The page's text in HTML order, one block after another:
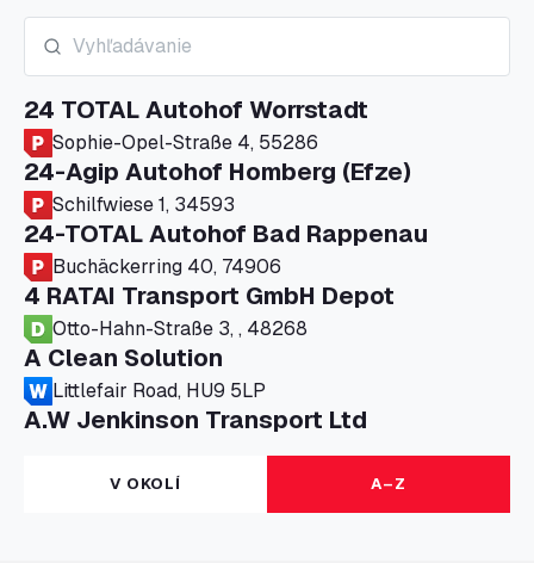
24 TOTAL Autohof Worrstadt
Sophie-Opel-Straße 4, 55286
24-Agip Autohof Homberg (Efze)
Schilfwiese 1, 34593
24-TOTAL Autohof Bad Rappenau
Buchäckerring 40, 74906
4 RATAI Transport GmbH Depot
Otto-Hahn-Straße 3, , 48268
A Clean Solution
Littlefair Road, HU9 5LP
A.W Jenkinson Transport Ltd
Progress House, ME11 5GA
A+G Nettetal - Depot Parking
Am Panneschopp 7, 41334
V OKOLÍ A–Z